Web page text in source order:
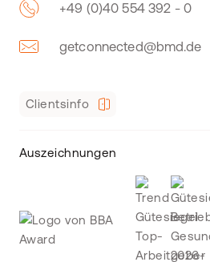
+49 (0)40 554 392 - 0
getconnected@bmd.de
Clientsinfo
Auszeichnungen